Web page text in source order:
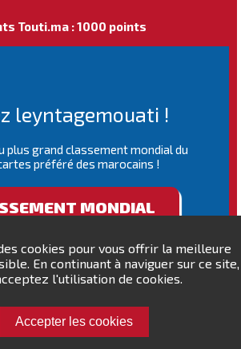
cookies pour vous offrir la meilleure
En continuant à naviguer sur ce site,
l'utilisation de cookies.
Accepter les cookies
Touti.ma : 1000 points
leyntagemouati !
plus grand classement mondial du
préféré des marocains !
MONDIAL